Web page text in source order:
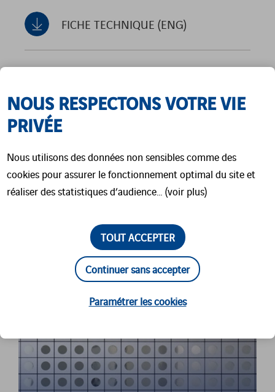
FICHE TECHNIQUE (ENG)
PRODUITS
APPARENTÉS
NOUS RESPECTONS VOTRE VIE
PRIVÉE
Nous utilisons des données non sensibles comme des
cookies pour assurer le fonctionnement optimal du site et
réaliser des statistiques d’audience… (voir plus)
TOUT ACCEPTER
Continuer sans accepter
Paramétrer les cookies